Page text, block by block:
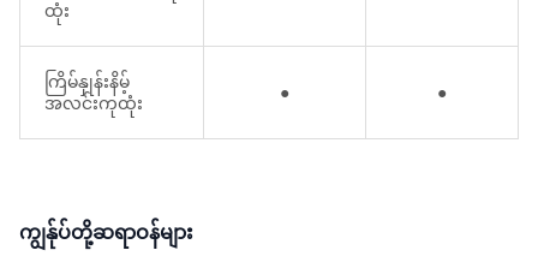
ထုံး
ကြိမ်နှုန်းနိမ့်
အလင်းကုထုံး
● ●
ကျွန်ုပ်တို့ဆရာဝန်များ